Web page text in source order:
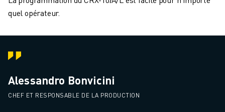
quel opérateur.
Alessandro Bonvicini
CHEF ET RESPONSABLE DE LA PRODUCTION